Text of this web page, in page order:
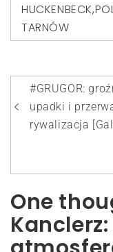
HUCKENBECK,
TARNÓW
wpisu
#GRUGOR:
upadki i
rywalizacja
One